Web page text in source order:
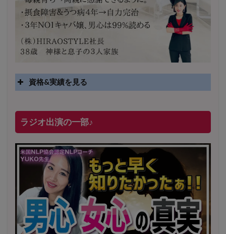
資格&実績を見る
2025年4月〜 altruismコミュニティ×講座オンラインサ
2025年5月〜 FMラジオ79.9「LOVEマスター講座」準
レギュラー出演中！
2023年12月〜 FM81.4ラジオFMハイホー「LOVEマス
ター講座」準レギュラー出演中！
〜2025年5月 個別セッション相談実績 1500名越え
2022年6月〜24年7月 自己肯定感を高めるメールレッス
ン1000名以上参加
ラジオ出演の一部♪